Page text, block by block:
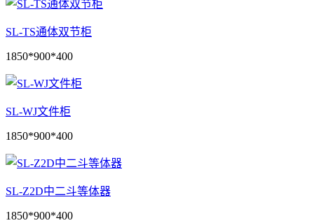
SL-TS通体双节柜
1850*900*400
SL-WJ文件柜
1850*900*400
SL-Z2D中二斗等体器
1850*900*400